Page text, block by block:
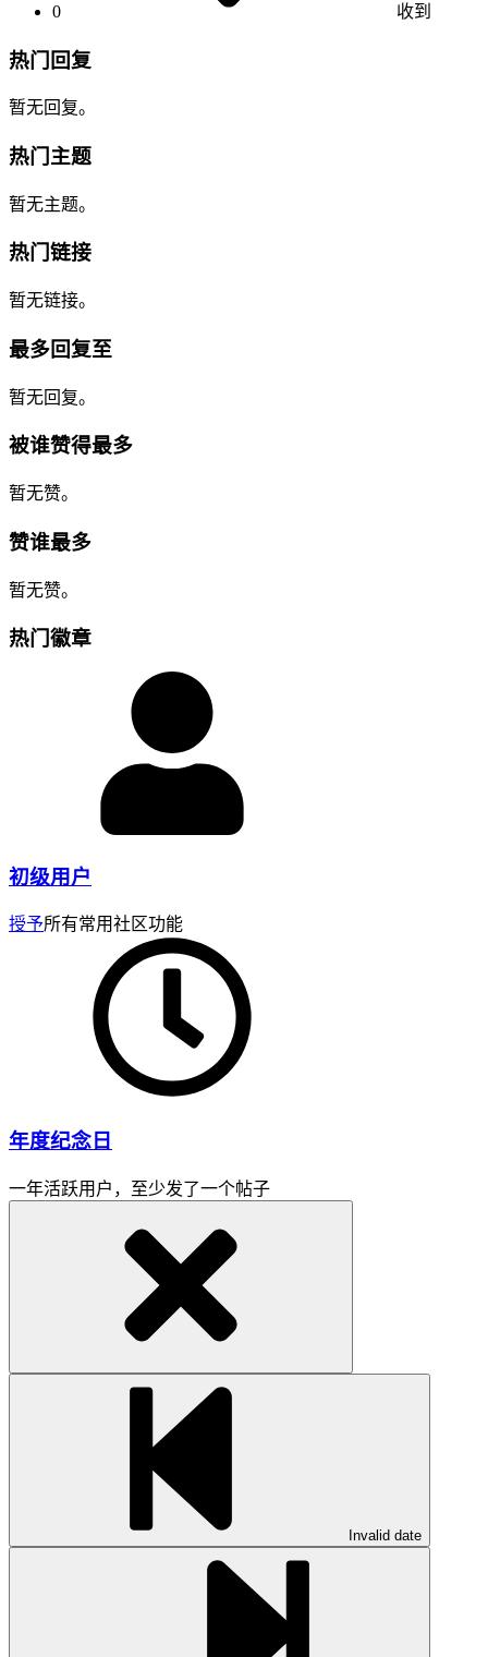
0 收到
热门回复
暂无回复。
热门主题
暂无主题。
热门链接
暂无链接。
最多回复至
暂无回复。
被谁赞得最多
暂无赞。
赞谁最多
暂无赞。
热门徽章
初级用户
授予所有常用社区功能
年度纪念日
一年活跃用户，至少发了一个帖子
Invalid date